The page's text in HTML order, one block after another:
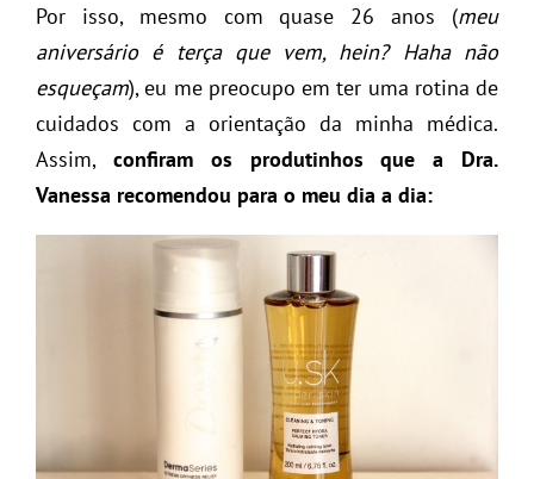
Por isso, mesmo com quase 26 anos (meu
aniversário é terça que vem, hein? Haha não
esqueçam), eu me preocupo em ter uma rotina de
cuidados com a orientação da minha médica.
Assim, confiram os produtinhos que a Dra.
Vanessa recomendou para o meu dia a dia: